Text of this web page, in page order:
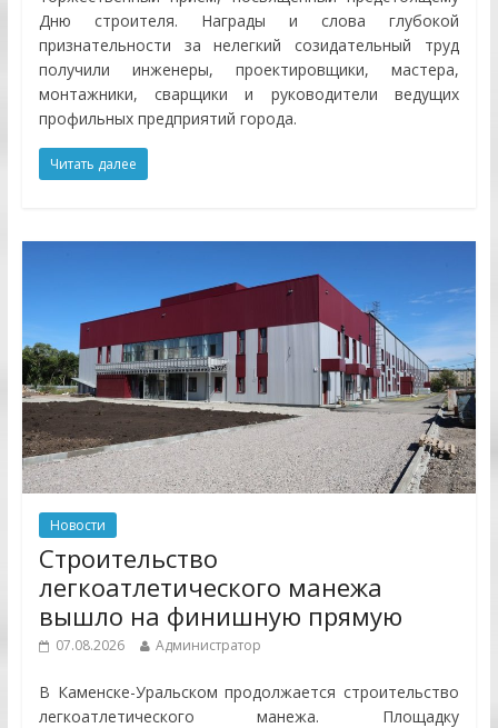
Дню строителя. Награды и слова глубокой
признательности за нелегкий созидательный труд
получили инженеры, проектировщики, мастера,
монтажники, сварщики и руководители ведущих
профильных предприятий города.
Читать далее
Новости
Строительство
легкоатлетического манежа
вышло на финишную прямую
07.08.2026 Администратор
В Каменске-Уральском продолжается строительство
легкоатлетического манежа. Площадку